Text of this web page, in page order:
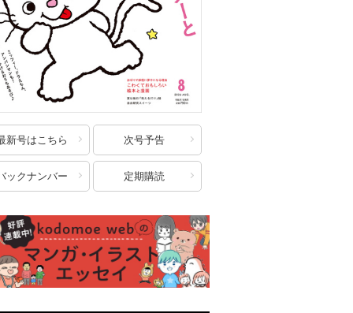
新号はこちら 次号予告
ックナンバー 定期購読